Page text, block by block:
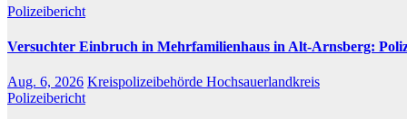
Polizeibericht
Versuchter Einbruch in Mehrfamilienhaus in Alt-Arnsberg:
Aug. 6, 2026 Kreispolizeibehörde Hochsauerlandkreis
Polizeibericht